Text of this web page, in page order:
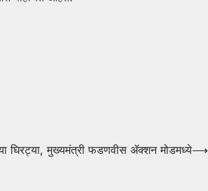
घिरट्या, मुख्यमंत्री फडणवीस ॲक्शन मोडमध्ये⟶